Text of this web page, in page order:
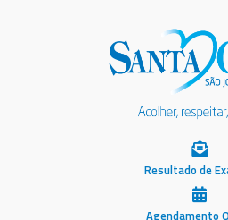
Resultado de
Agendamento